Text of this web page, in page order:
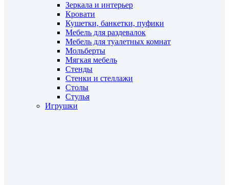
Зеркала и интерьер
Кровати
Кушетки, банкетки, пуфики
Мебель для раздевалок
Мебель для туалетных комнат
Мольберты
Мягкая мебель
Стенды
Стенки и стеллажи
Столы
Стулья
Игрушки